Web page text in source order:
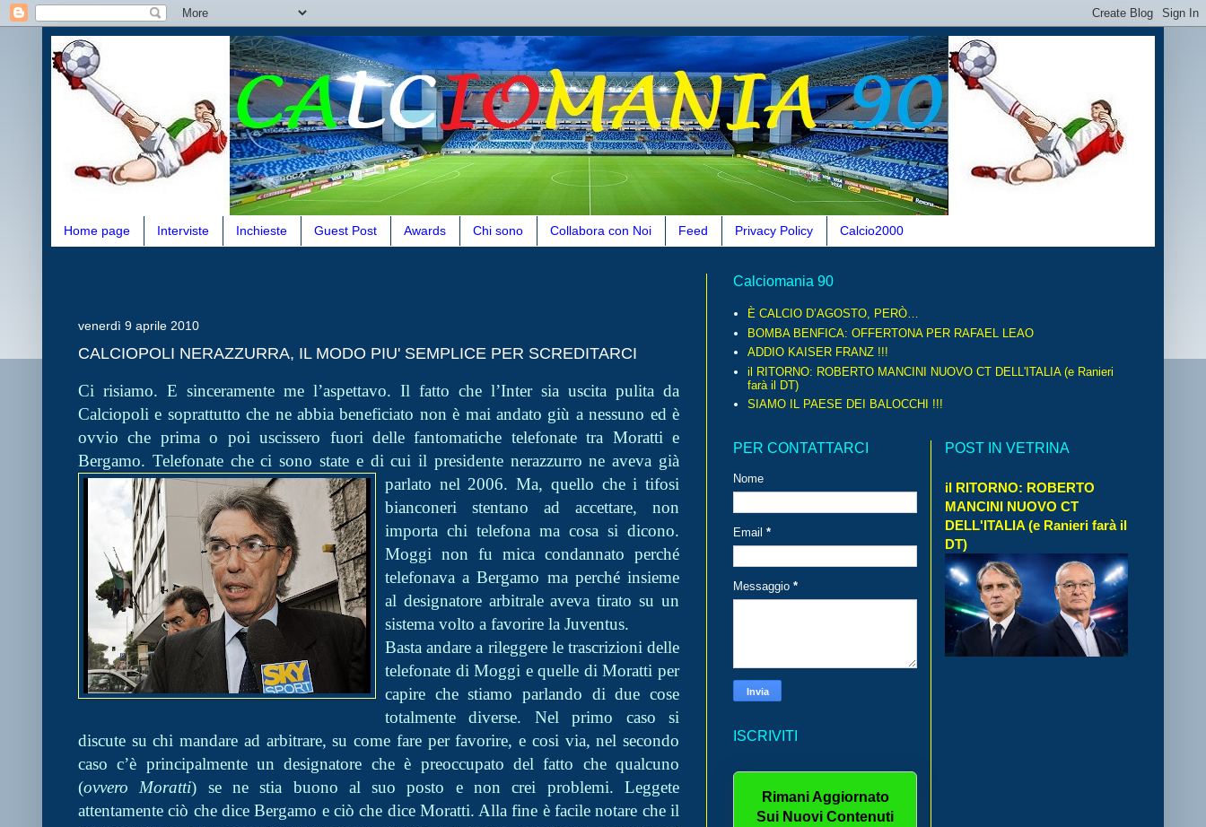
Home page Interviste Inchieste Guest Post Awards Chi sono Collabora con Noi Feed Privacy Policy Calcio2000
venerdì 9 aprile 2010
CALCIOPOLI NERAZZURRA, IL MODO PIU' SEMPLICE PER SCREDITARCI
Ci risiamo. E sinceramente me l’aspettavo. Il fatto che l’Inter sia uscita pulita da
Calciopoli e soprattutto che ne abbia beneficiato non è mai andato giù a nessuno ed è
ovvio che prima o poi uscissero fuori delle fantomatiche telefonate tra Moratti e
Bergamo. Telefonate che ci sono state e di cui il presidente nerazzurro ne aveva già
parlato nel 2006. Ma, quello che i tifosi
bianconeri stentano ad accettare, non
importa chi telefona ma cosa si dicono.
Moggi non fu mica condannato perché
telefonava a Bergamo ma perché insieme
al designatore arbitrale aveva tirato su un
sistema volto a favorire la Juventus.
Basta andare a rileggere le trascrizioni delle
telefonate di Moggi e quelle di Moratti per
capire che stiamo parlando di due cose
totalmente diverse. Nel primo caso si
discute su chi mandare ad arbitrare, su come fare per favorire, e cosi via, nel secondo
caso c’è principalmente un designatore che è preoccupato del fatto che qualcuno
(ovvero Moratti) se ne stia buono al suo posto e non crei problemi. Leggete
attentamente ciò che dice Bergamo e ciò che dice Moratti. Alla fine è facile notare che il
Calciomania 90
È CALCIO D’AGOSTO, PERÒ…
BOMBA BENFICA: OFFERTONA PER RAFAEL LEAO
ADDIO KAISER FRANZ !!!
il RITORNO: ROBERTO MANCINI NUOVO CT DELL'ITALIA (e Ranieri
farà il DT)
SIAMO IL PAESE DEI BALOCCHI !!!
PER CONTATTARCI
Nome
Email *
Messaggio *
ISCRIVITI
Rimani Aggiornato
Sui Nuovi Contenuti
POST IN VETRINA
il RITORNO: ROBERTO
MANCINI NUOVO CT
DELL'ITALIA (e Ranieri farà il
DT)